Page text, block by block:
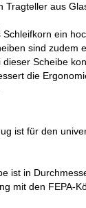
Tragteller aus
ein
sind zudem
Scheibe
die
ist für den
ist in
mit den FEPA-